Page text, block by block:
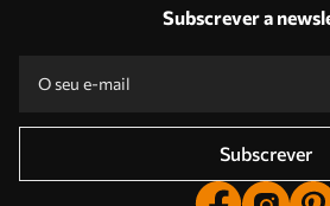
Subscrever a
Subscrever